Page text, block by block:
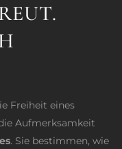
Freiheit eines
Aufmerksamkeit
. Sie bestimmen, wie